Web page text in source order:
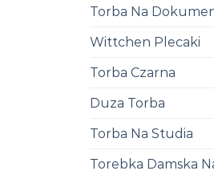
Torba Na
Wittchen Plecaki
Torba Czarna
Duza Torba
Torba Na Studia
Torebka Damska